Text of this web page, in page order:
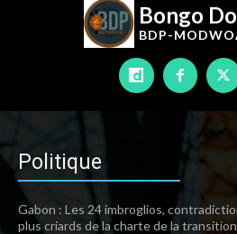
Bongo
BDP-
Politique
Gabon : Les 24 imbroglios,
plus criards de la charte de la transition